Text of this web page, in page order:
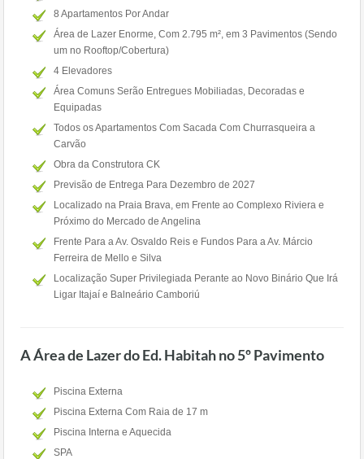
8 Apartamentos Por Andar
Área de Lazer Enorme, Com 2.795 m², em 3 Pavimentos (Sendo
um no Rooftop/Cobertura)
4 Elevadores
Área Comuns Serão Entregues Mobiliadas, Decoradas e
Equipadas
Todos os Apartamentos Com Sacada Com Churrasqueira a
Carvão
Obra da Construtora CK
Previsão de Entrega Para Dezembro de 2027
Localizado na Praia Brava, em Frente ao Complexo Riviera e
Próximo do Mercado de Angelina
Frente Para a Av. Osvaldo Reis e Fundos Para a Av. Márcio
Ferreira de Mello e Silva
Localização Super Privilegiada Perante ao Novo Binário Que Irá
Ligar Itajaí e Balneário Camboriú
A Área de Lazer do Ed. Habitah no 5º Pavimento
Piscina Externa
Piscina Externa Com Raia de 17 m
Piscina Interna e Aquecida
SPA